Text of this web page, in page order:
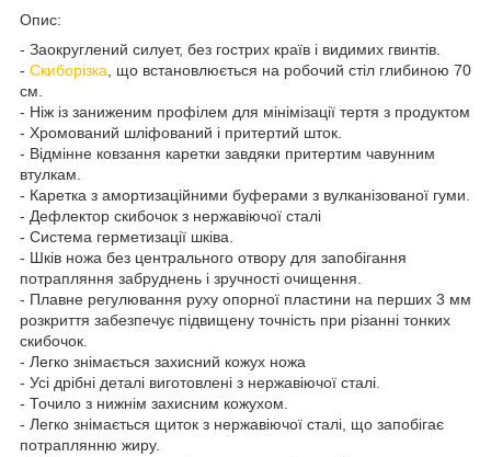
Опис:
- Заокруглений силует, без гострих країв і видимих гвинтів.
- Скиборізка , що встановлюється на робочий стіл глибиною 70
см.
- Ніж із заниженим профілем для мінімізації тертя з продуктом
- Хромований шліфований і притертий шток.
- Відмінне ковзання каретки завдяки притертим чавунним
втулкам.
- Каретка з амортизаційними буферами з вулканізованої гуми.
- Дефлектор скибочок з нержавіючої сталі
- Система герметизації шківа.
- Шків ножа без центрального отвору для запобігання
потрапляння забруднень і зручності очищення.
- Плавне регулювання руху опорної пластини на перших 3 мм
розкриття забезпечує підвищену точність при різанні тонких
скибочок.
- Легко знімається захисний кожух ножа
- Усі дрібні деталі виготовлені з нержавіючої сталі.
- Точило з нижнім захисним кожухом.
- Легко знімається щиток з нержавіючої сталі, що запобігає
потраплянню жиру.